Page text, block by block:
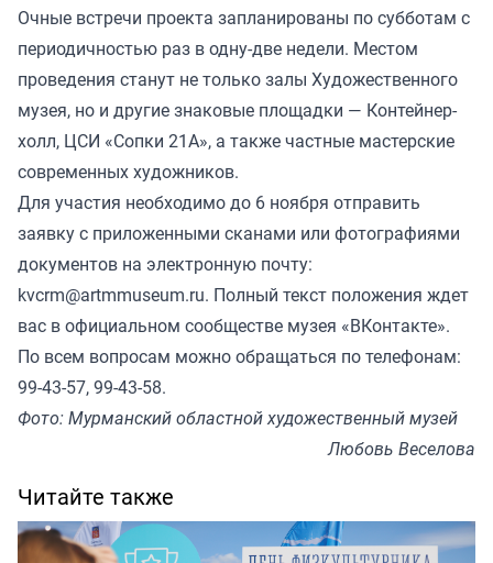
Очные встречи проекта запланированы по субботам с
периодичностью раз в одну-две недели. Местом
проведения станут не только залы Художественного
музея, но и другие знаковые площадки — Контейнер-
холл, ЦСИ «Сопки 21А», а также частные мастерские
современных художников.
Для участия необходимо до 6 ноября отправить
заявку с приложенными сканами или фотографиями
документов на электронную почту:
kvcrm@artmmuseum.ru. Полный текст положения ждет
вас в официальном сообществе музея «ВКонтакте».
По всем вопросам можно обращаться по телефонам:
99-43-57, 99-43-58.
Фото: Мурманский областной художественный музей
Любовь Веселова
Читайте также